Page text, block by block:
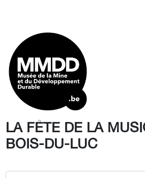
LA FÊTE DE LA
BOIS-DU-LUC